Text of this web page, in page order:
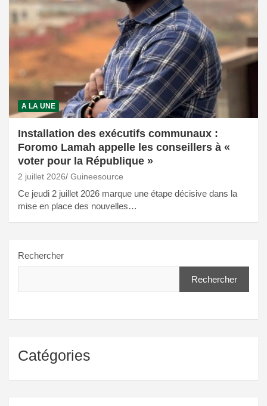
A LA UNE
Installation des exécutifs communaux :
Foromo Lamah appelle les conseillers à «
voter pour la République »
2 juillet 2026 Guineesource
Ce jeudi 2 juillet 2026 marque une étape décisive dans la
mise en place des nouvelles…
Rechercher
Rechercher
Catégories